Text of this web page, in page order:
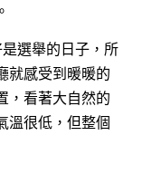
選舉的日子，所
就感受到暖暖的
，看著大自然的
溫很低，但整個